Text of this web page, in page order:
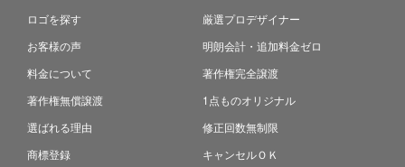
ロゴを探す
お客様の声
料金について
著作権無償譲渡
選ばれる理由
商標登録
厳選プロデザイナー
明朗会計・追加料金ゼロ
著作権完全譲渡
1点ものオリジナル
修正回数無制限
キャンセルＯＫ